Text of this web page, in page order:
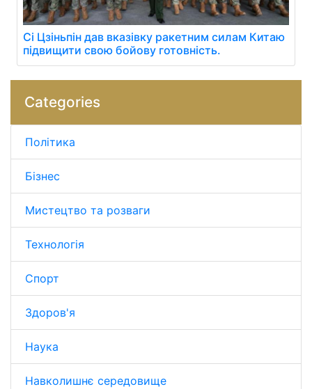
Сі Цзіньпін дав вказівку ракетним силам Китаю
підвищити свою бойову готовність.
Categories
Політика
Бізнес
Мистецтво та розваги
Технологія
Спорт
Здоров'я
Наука
Навколишнє середовище